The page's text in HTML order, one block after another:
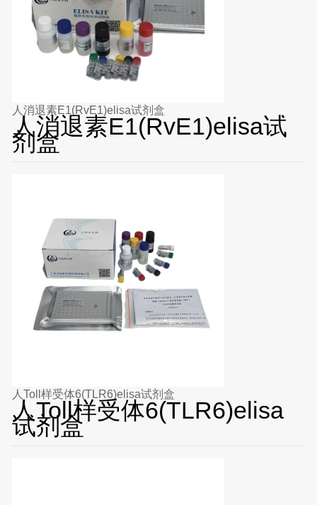
人消退素E1(RvE1)elisa试剂盒
人消退素E1(RvE1)elisa试
剂盒
人Toll样受体6(TLR6)elisa试剂盒
人Toll样受体6(TLR6)elisa
试剂盒